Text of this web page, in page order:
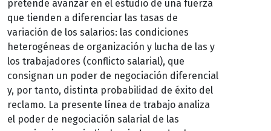
pretende avanzar en el estudio de una fuerza
que tienden a diferenciar las tasas de
variación de los salarios: las condiciones
heterogéneas de organización y lucha de las y
los trabajadores (conflicto salarial), que
consignan un poder de negociación diferencial
y, por tanto, distinta probabilidad de éxito del
reclamo. La presente línea de trabajo analiza
el poder de negociación salarial de las